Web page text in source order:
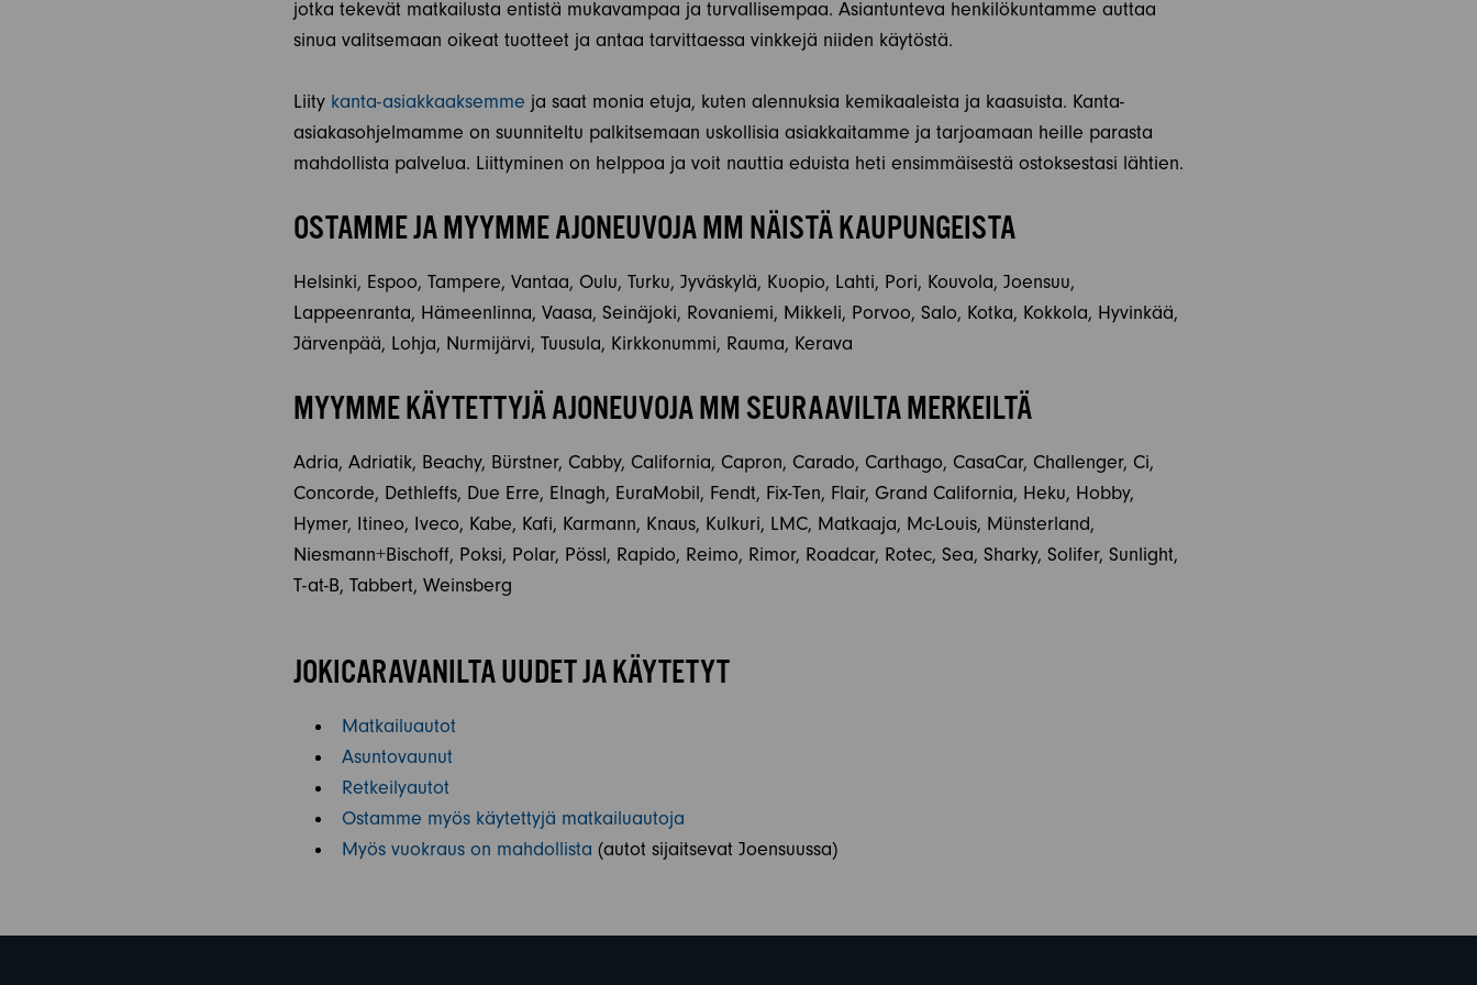
jotka tekevät matkailusta entistä mukavampaa ja turvallisempaa. Asiantunteva henkilökuntamme auttaa
sinua valitsemaan oikeat tuotteet ja antaa tarvittaessa vinkkejä niiden käytöstä.
Liity kanta-asiakkaaksemme ja saat monia etuja, kuten alennuksia kemikaaleista ja kaasuista. Kanta-
asiakasohjelmamme on suunniteltu palkitsemaan uskollisia asiakkaitamme ja tarjoamaan heille parasta
mahdollista palvelua. Liittyminen on helppoa ja voit nauttia eduista heti ensimmäisestä ostoksestasi lähtien.
OSTAMME JA MYYMME AJONEUVOJA MM NÄISTÄ KAUPUNGEISTA
Helsinki, Espoo, Tampere, Vantaa, Oulu, Turku, Jyväskylä, Kuopio, Lahti, Pori, Kouvola, Joensuu,
Lappeenranta, Hämeenlinna, Vaasa, Seinäjoki, Rovaniemi, Mikkeli, Porvoo, Salo, Kotka, Kokkola, Hyvinkää,
Järvenpää, Lohja, Nurmijärvi, Tuusula, Kirkkonummi, Rauma, Kerava
MYYMME KÄYTETTYJÄ AJONEUVOJA MM SEURAAVILTA MERKEILTÄ
Adria, Adriatik, Beachy, Bürstner, Cabby, California, Capron, Carado, Carthago, CasaCar, Challenger, Ci,
Concorde, Dethleffs, Due Erre, Elnagh, EuraMobil, Fendt, Fix-Ten, Flair, Grand California, Heku, Hobby,
Hymer, Itineo, Iveco, Kabe, Kafi, Karmann, Knaus, Kulkuri, LMC, Matkaaja, Mc-Louis, Münsterland,
Niesmann+Bischoff, Poksi, Polar, Pössl, Rapido, Reimo, Rimor, Roadcar, Rotec, Sea, Sharky, Solifer, Sunlight,
T-at-B, Tabbert, Weinsberg
JOKICARAVANILTA UUDET JA KÄYTETYT
Matkailuautot
Asuntovaunut
Retkeilyautot
Ostamme myös käytettyjä matkailuautoja
Myös vuokraus on mahdollista (autot sijaitsevat Joensuussa)